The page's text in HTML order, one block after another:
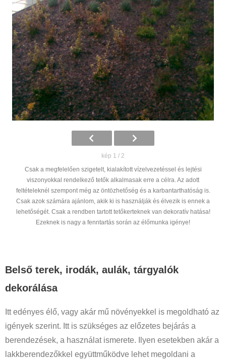
kép 1 / 2
Csak a megfelelően szigetelt, kialakított vízelvezetéssel és lejtési
viszonyokkal rendelkező tetők alkalmasak erre a célra. Az adott
feltételeknél szempont még az öntözhetőség és a karbantarthatóság is.
Csak azok számára ajánlom, akik ki is használják és élvezik is ennek a
lehetőségét. Csak a rendben tartott tetőkerteknek van dekoratív hatása!
Ezeknek is nagy a fenntartás során az élőmunka igénye!
Belső terek, irodák, aulák, tárgyalók
dekorálása
Itt edényes élő, vagy akár mű növényekkel is megoldható az
igények szerint. Itt is szükséges az előzetes bejárás a
berendezések, a használat ismerete. Ilyen esetekben akár a
lakkberendezőkkel együttműködve lehet megoldani a